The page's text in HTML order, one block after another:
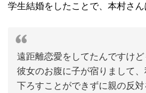
学生結婚をしたことで、本村さん
遠距離恋愛をしてたんですけ
彼女のお腹に子が宿りまして
下ろすことができずに親の反